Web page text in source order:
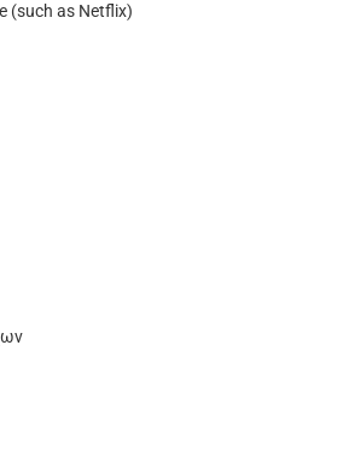
(such as Netflix)